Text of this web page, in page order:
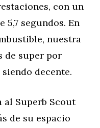
con un
5,7 segundos. En
nuestra
de super por
decente.
al Superb Scout
de su espacio